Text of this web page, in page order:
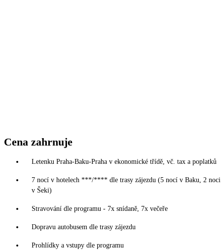
Cena zahrnuje
Letenku Praha-Baku-Praha v ekonomické třídě, vč. tax a poplatků
7 nocí v hotelech ***/**** dle trasy zájezdu (5 nocí v Baku, 2 noci
v Šeki)
Stravování dle programu - 7x snídaně, 7x večeře
Dopravu autobusem dle trasy zájezdu
Prohlídky a vstupy dle programu